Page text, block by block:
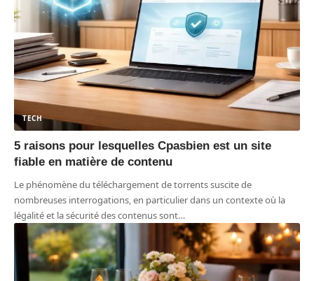
TECH
5 raisons pour lesquelles Cpasbien est un site
fiable en matière de contenu
Le phénomène du téléchargement de torrents suscite de
nombreuses interrogations, en particulier dans un contexte où la
légalité et la sécurité des contenus sont…